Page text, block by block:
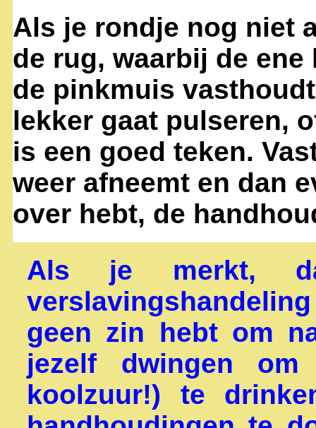
Als je rondje nog niet
de rug, waarbij de
de pinkmuis
lekker gaat pulseren,
is een goed teken.
weer afneemt en dan
over hebt, de
Als je merkt,
geen zin hebt om
jezelf dwingen
koolzuur!) te